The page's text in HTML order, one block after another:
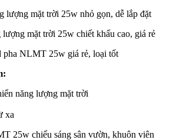
năng lượng mặt trời
xa